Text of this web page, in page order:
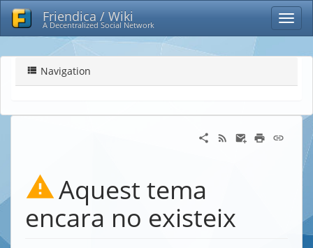
Friendica / Wiki
A Decentralized Social Network
Navigation
Aquest tema
encara no existeix